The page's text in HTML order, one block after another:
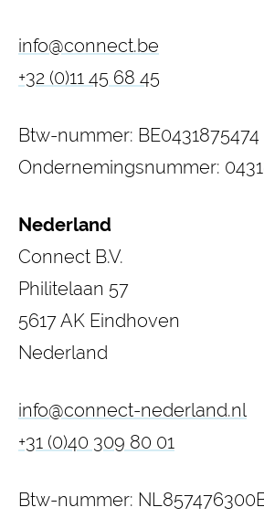
info@connect.be
+32 (0)11 45 68 45
Btw-nummer: BE0431875474
Ondernemingsnummer:
Nederland
Connect B.V.
Philitelaan 57
5617 AK Eindhoven
Nederland
info@connect-nederland.nl
+31 (0)40 309 80 01
Btw-nummer: